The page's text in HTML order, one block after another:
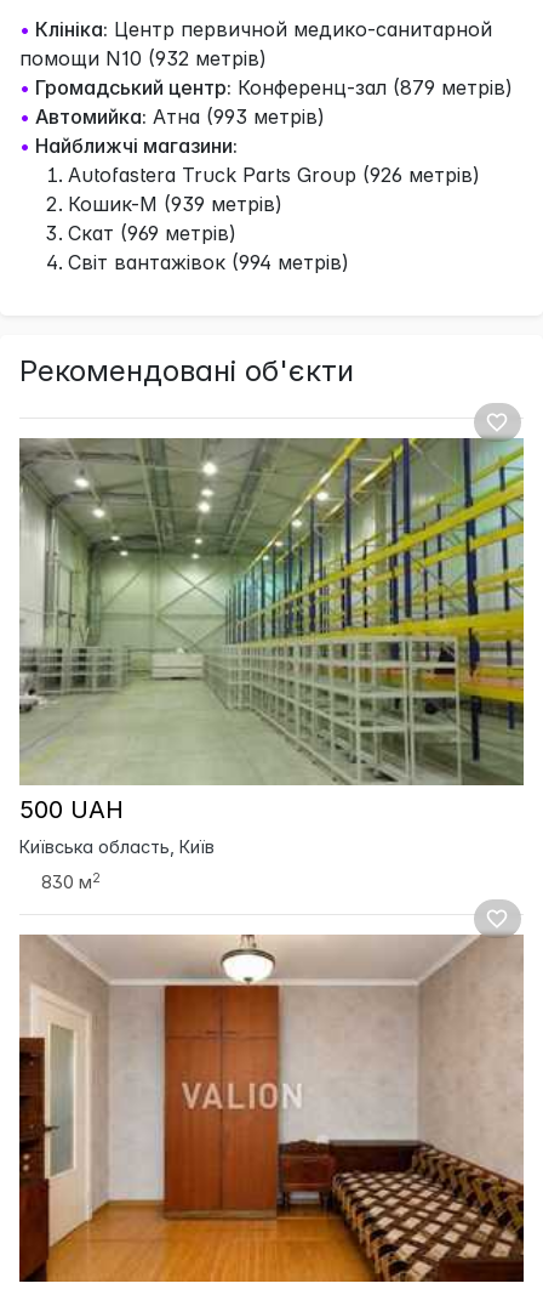
• Клініка: Центр первичной медико-санитарной
помощи N10 (932 метрів)
• Громадський центр: Конференц-зал (879 метрів)
• Автомийка: Атна (993 метрів)
• Найближчі магазини:
Autofastera Truck Parts Group (926 метрів)
Кошик-М (939 метрів)
Скат (969 метрів)
Світ вантажівок (994 метрів)
Рекомендовані об'єкти
500 UAH
Київська область, Київ
830 м2